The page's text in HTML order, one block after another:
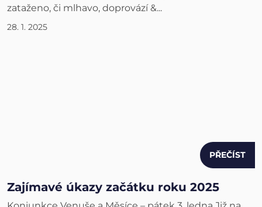
zataženo, či mlhavo, doprovází &...
28. 1. 2025
PŘEČÍST
Zajímavé úkazy začátku roku 2025